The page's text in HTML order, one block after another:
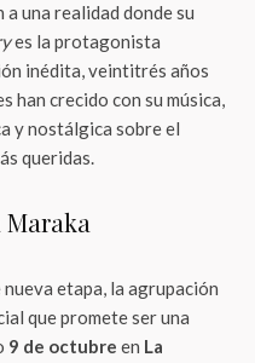
una realidad donde su
es la protagonista
inédita, veintitrés años
han crecido con su música,
y nostálgica sobre el
queridas.
etapa, la agrupación
que promete ser una
9 de octubre en La